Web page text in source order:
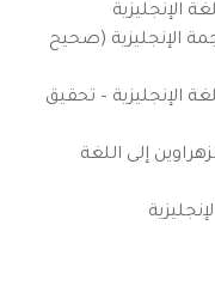
الإنجليزية
الإنجليزية (صحيح
الإنجليزية – تحقيق
إلى اللغة